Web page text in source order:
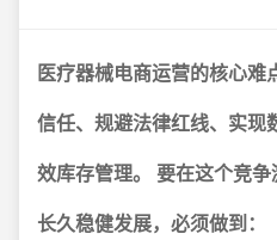
医疗器械电商运营的核心难
信任、规避法律红线、实现
效库存管理。
要在这个竞
长久稳健发展，必须做到：